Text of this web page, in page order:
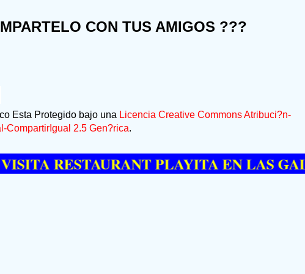
CON TUS AMIGOS ???
Esta Protegido bajo una Licencia Creative Commons Atribuci?n-
CompartirIgual 2.5 Gen?rica.
PLAYITA EN LAS